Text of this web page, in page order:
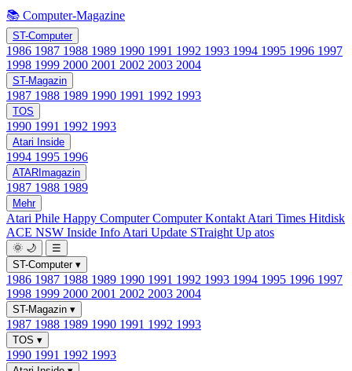
📚 Computer-Magazine
ST-Computer
1986 1987 1988 1989 1990 1991 1992 1993 1994 1995 1996 1997
1998 1999 2000 2001 2002 2003 2004
ST-Magazin
1987 1988 1989 1990 1991 1992 1993
TOS
1990 1991 1992 1993
Atari Inside
1994 1995 1996
ATARImagazin
1987 1988 1989
Mehr
Atari Phile Happy ComputerComputer Kontakt Atari Times Hitdisk
ACE NSW Inside Info Atari Update STraight Up atos
🌞 🌙
☰
ST-Computer ▾
1986 1987 1988 1989 1990 1991 1992 1993 1994 1995 1996 1997
1998 1999 2000 2001 2002 2003 2004
ST-Magazin ▾
1987 1988 1989 1990 1991 1992 1993
TOS ▾
1990 1991 1992 1993